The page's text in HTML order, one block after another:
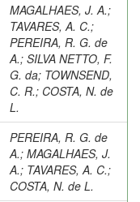
MAGALHAES, J. A.;
TAVARES, A. C.;
PEREIRA, R. G. de
A.; SILVA NETTO, F.
G. da; TOWNSEND,
C. R.; COSTA, N. de
L.
PEREIRA, R. G. de
A.; MAGALHAES, J.
A.; TAVARES, A. C.;
COSTA, N. de L.